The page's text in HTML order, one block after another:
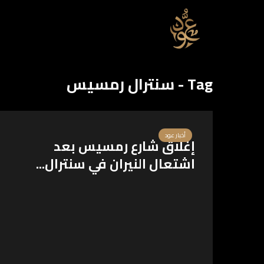
Tag - سنترال رمسيس
أخبار عود
إغلاق شارع رمسيس بعد
اشتعال النيران في سنترال...